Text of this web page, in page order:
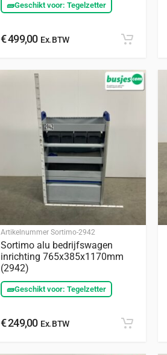
🧱Geschikt voor: Tegelzetter
€499,00Ex. BTW
Artikelnummer Sortimo-2942
Sortimo alu bedrijfswagen
inrichting 765x385x1170mm
(2942)
🧱Geschikt voor: Tegelzetter
€249,00Ex. BTW